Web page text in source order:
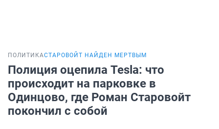
ПОЛИТИКАСТАРОВОЙТ НАЙДЕН МЕРТВЫМ
Полиция оцепила Tesla: что
происходит на парковке в
Одинцово, где Роман Старовойт
покончил с собой